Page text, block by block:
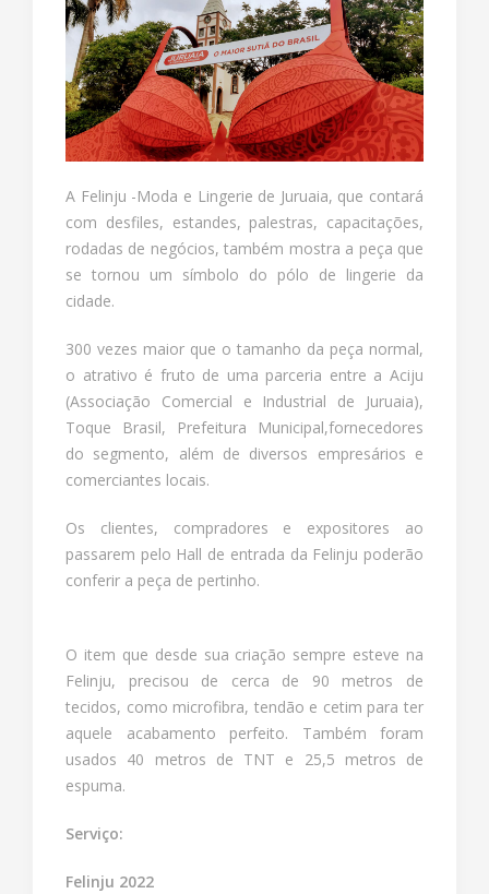
A Felinju -Moda e Lingerie de Juruaia, que contará
com desfiles, estandes, palestras, capacitações,
rodadas de negócios, também mostra a peça que
se tornou um símbolo do pólo de lingerie da
cidade.
300 vezes maior que o tamanho da peça normal,
o atrativo é fruto de uma parceria entre a Aciju
(Associação Comercial e Industrial de Juruaia),
Toque Brasil, Prefeitura Municipal,fornecedores
do segmento, além de diversos empresários e
comerciantes locais.
Os clientes, compradores e expositores ao
passarem pelo Hall de entrada da Felinju poderão
conferir a peça de pertinho.
O item que desde sua criação sempre esteve na
Felinju, precisou de cerca de 90 metros de
tecidos, como microfibra, tendão e cetim para ter
aquele acabamento perfeito. Também foram
usados 40 metros de TNT e 25,5 metros de
espuma.
Serviço:
Felinju 2022